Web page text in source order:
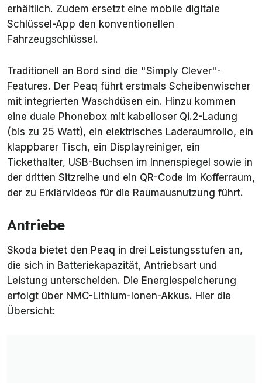
erhältlich. Zudem ersetzt eine mobile digitale
Schlüssel-App den konventionellen
Fahrzeugschlüssel.
Traditionell an Bord sind die "Simply Clever"-
Features. Der Peaq führt erstmals Scheibenwischer
mit integrierten Waschdüsen ein. Hinzu kommen
eine duale Phonebox mit kabelloser Qi.2-Ladung
(bis zu 25 Watt), ein elektrisches Laderaumrollo, ein
klappbarer Tisch, ein Displayreiniger, ein
Tickethalter, USB-Buchsen im Innenspiegel sowie in
der dritten Sitzreihe und ein QR-Code im Kofferraum,
der zu Erklärvideos für die Raumausnutzung führt.
Antriebe
Skoda bietet den Peaq in drei Leistungsstufen an,
die sich in Batteriekapazität, Antriebsart und
Leistung unterscheiden. Die Energiespeicherung
erfolgt über NMC-Lithium-Ionen-Akkus. Hier die
Übersicht: